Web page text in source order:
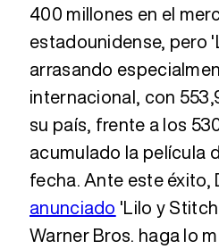
400 millones en el
estadounidense, pero
arrasando
internacional, con
su país, frente a los
acumulado la película
fecha. Ante este éxito,
anunciado 'Lilo y
Warner Bros. haga lo